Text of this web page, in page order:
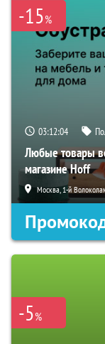
-15%
03:12:03
Любые товары
магазине Hoff
Москва, 1-й
-5%